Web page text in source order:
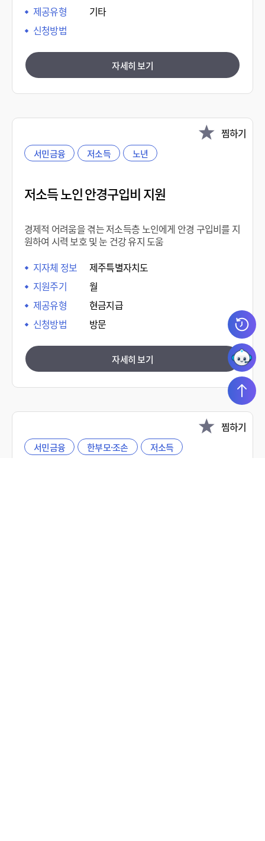
제공유형
기타
신청방법
자세히 보기
찜하기
서민금융 저소득 노년
저소득 노인 안경구입비 지원
경제적 어려움을 겪는 저소득층 노인에게 안경 구입비를 지
원하여 시력 보호 및 눈 건강 유지 도움
지자체 정보
제주특별자치도
지원주기
월
제공유형
현금지급
신청방법
방문
자세히 보기
찜하기
서민금융 한부모·조손 저소득